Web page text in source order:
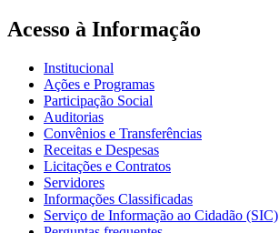
Acesso à Informação
Institucional
Ações e Programas
Participação Social
Auditorias
Convênios e Transferências
Receitas e Despesas
Licitações e Contratos
Servidores
Informações Classificadas
Serviço de Informação ao Cidadão (SIC)